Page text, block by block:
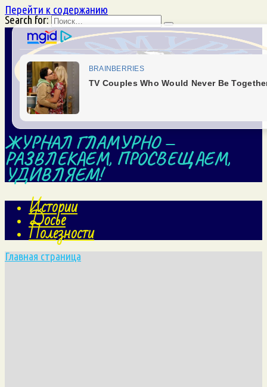
Перейти к содержанию
Search for:
ЖУРНАЛ ГЛАМУРНО —
РАЗВЛЕКАЕМ, ПРОСВЕЩАЕМ,
УДИВЛЯЕМ!
Истории
Досье
Полезности
Главная страница